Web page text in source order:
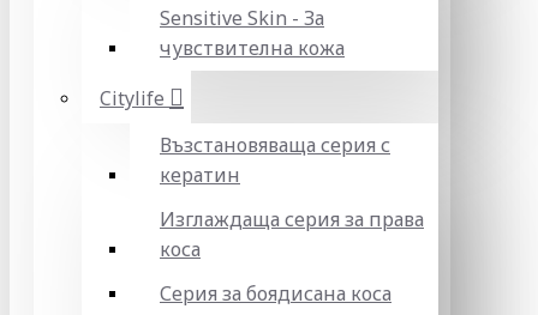
Sensitive Skin - За
чувствителна кожа
Citylife
Възстановяваща серия с
кератин
Изглаждаща серия за права
коса
Серия за боядисана коса